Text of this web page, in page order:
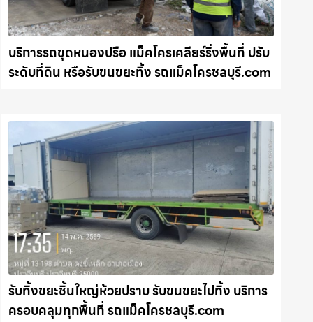
บริการรถขุดหนองปรือ แม็คโครเคลียร์ริ่งพื้นที่ ปรับ
ระดับที่ดิน หรือรับขนขยะทิ้ง รถแม็คโครชลบุรี.com
รับทิ้งขยะชิ้นใหญ่ห้วยปราบ รับขนขยะไปทิ้ง บริการ
ครอบคลุมทุกพื้นที่ รถแม็คโครชลบุรี.com